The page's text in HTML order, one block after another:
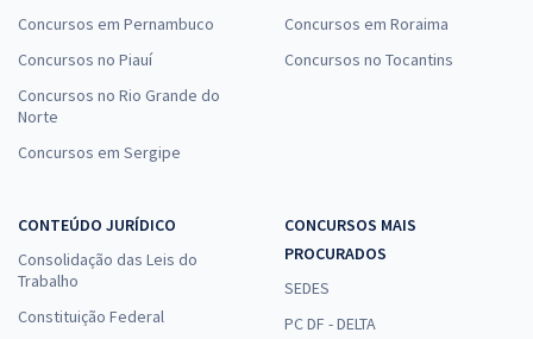
Concursos em Pernambuco
Concursos no Piauí
Concursos no Rio Grande do
Norte
Concursos em Sergipe
Concursos em Roraima
Concursos no Tocantins
CONTEÚDO JURÍDICO
Consolidação das Leis do
Trabalho
Constituição Federal
CONCURSOS MAIS
PROCURADOS
SEDES
PC DF - DELTA